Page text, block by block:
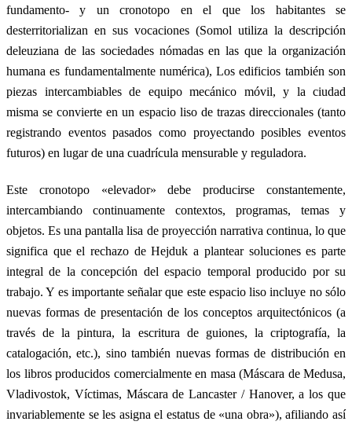
fundamento- y un cronotopo en el que los habitantes se
desterritorializan en sus vocaciones (Somol utiliza la descripción
deleuziana de las sociedades nómadas en las que la organización
humana es fundamentalmente numérica), Los edificios también son
piezas intercambiables de equipo mecánico móvil, y la ciudad
misma se convierte en un espacio liso de trazas direccionales (tanto
registrando eventos pasados como proyectando posibles eventos
futuros) en lugar de una cuadrícula mensurable y reguladora.
Este cronotopo «elevador» debe producirse constantemente,
intercambiando continuamente contextos, programas, temas y
objetos. Es una pantalla lisa de proyección narrativa continua, lo que
significa que el rechazo de Hejduk a plantear soluciones es parte
integral de la concepción del espacio temporal producido por su
trabajo. Y es importante señalar que este espacio liso incluye no sólo
nuevas formas de presentación de los conceptos arquitectónicos (a
través de la pintura, la escritura de guiones, la criptografía, la
catalogación, etc.), sino también nuevas formas de distribución en
los libros producidos comercialmente en masa (Máscara de Medusa,
Vladivostok, Víctimas, Máscara de Lancaster / Hanover, a los que
invariablemente se les asigna el estatus de «una obra»), afiliando así